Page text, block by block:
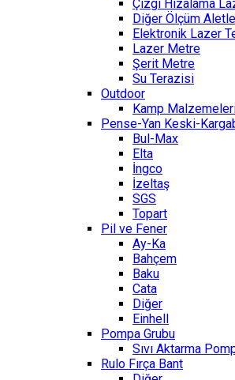
Çizgi Hizalama
Diğer Ölçüm
Elektronik Lazer
Lazer Metre
Şerit Metre
Su Terazisi
Outdoor
Kamp
Pense-Yan Keski-
Bul-Max
Elta
İngco
İzeltaş
SGS
Topart
Pil ve Fener
Ay-Ka
Bahçem
Baku
Cata
Diğer
Einhell
Pompa Grubu
Sıvı Aktarma
Rulo Fırça Bant